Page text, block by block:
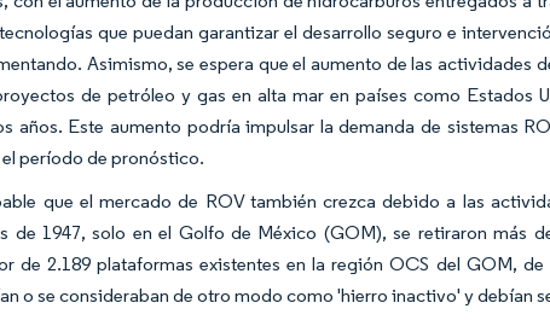
que puedan garantizar el desarrollo seguro e
Asimismo, se espera que el aumento de las actividades
de petróleo y gas en alta mar en países como Estados
años. Este aumento podría impulsar la demanda de sistemas
período de pronóstico.
que el mercado de ROV también crezca debido a las
de 1947, solo en el Golfo de México (GOM), se retiraron más
de 2.189 plataformas existentes en la región OCS del GOM,
o se consideraban de otro modo como 'hierro inactivo' y debían